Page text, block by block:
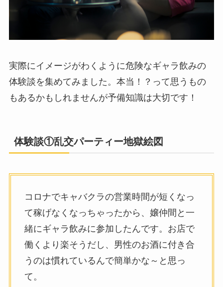
実際にイメージがわくように危険なギャラ飲みの
体験談を集めてみました。本当！？って思うもの
もあるかもしれませんが予備知識は大切です！
体験談①乱交パーティー地獄絵図
コロナでキャバクラの営業時間が短くなっ
て稼げなくなっちゃったから、嬢仲間と一
緒にギャラ飲みに参加したんです。お店で
働くより楽そうだし、男性のお酒に付き合
うのは慣れているんで簡単かな～と思っ
て。